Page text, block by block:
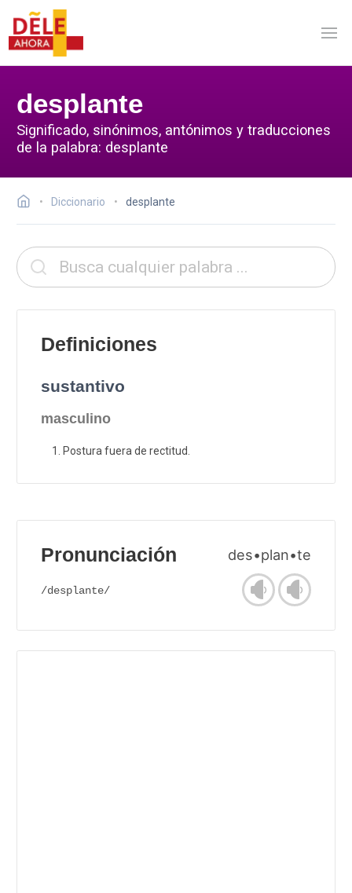
desplante
Significado, sinónimos, antónimos y traducciones
de la palabra: desplante
Diccionario desplante
Definiciones
sustantivo
masculino
Postura fuera de rectitud.
Pronunciación des•plan•te
/desplante/